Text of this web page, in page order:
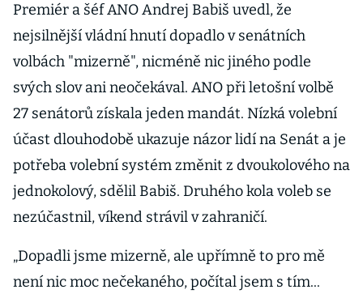
Premiér a šéf ANO Andrej Babiš uvedl, že
nejsilnější vládní hnutí dopadlo v senátních
volbách "mizerně", nicméně nic jiného podle
svých slov ani neočekával. ANO při letošní volbě
27 senátorů získala jeden mandát. Nízká volební
účast dlouhodobě ukazuje názor lidí na Senát a je
potřeba volební systém změnit z dvoukolového na
jednokolový, sdělil Babiš. Druhého kola voleb se
nezúčastnil, víkend strávil v zahraničí.
„Dopadli jsme mizerně, ale upřímně to pro mě
není nic moc nečekaného, počítal jsem s tím...